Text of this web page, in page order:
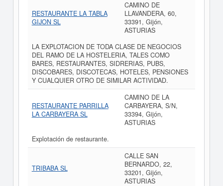
RESTAURANTE LA TABLA
GIJON SL
CAMINO DE
LLAVANDERA, 60,
33391, Gijón,
ASTURIAS
LA EXPLOTACION DE TODA CLASE DE NEGOCIOS
DEL RAMO DE LA HOSTELERIA, TALES COMO
BARES, RESTAURANTES, SIDRERIAS, PUBS,
DISCOBARES, DISCOTECAS, HOTELES, PENSIONES
Y CUALQUIER OTRO DE SIMILAR ACTIVIDAD.
RESTAURANTE PARRILLA
LA CARBAYERA SL
CAMINO DE LA
CARBAYERA, S/N,
33394, Gijón,
ASTURIAS
Explotación de restaurante.
TRIBABA SL
CALLE SAN
BERNARDO, 22,
33201, Gijón,
ASTURIAS